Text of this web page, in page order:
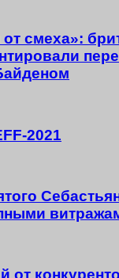
от смеха»:
2021